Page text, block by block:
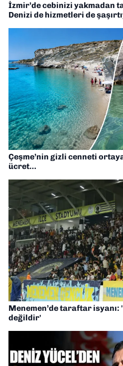
İzmir’de cebinizi yakmadan
Denizi de hizmetleri de
Çeşme’nin gizli cenneti
ücret…
Menemen’de taraftar
değildir'